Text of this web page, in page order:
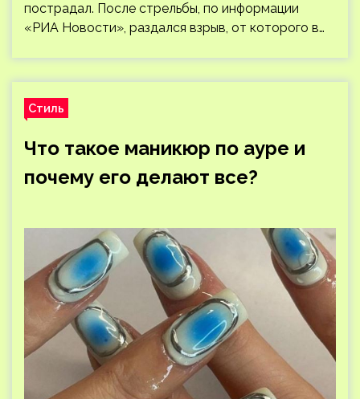
пострадал. После стрельбы, по информации
«РИА Новости», раздался взрыв, от которого в…
Стиль
Что такое маникюр по ауре и
почему его делают все?